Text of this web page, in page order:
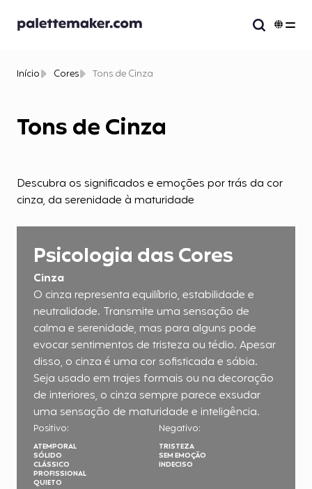
Início Cores Tons de Cinza
Tons de Cinza
Descubra os significados e emoções por trás da cor
cinza, da serenidade à maturidade
Psicologia das Cores
Cinza
O cinza representa equilíbrio, estabilidade e
neutralidade. Transmite uma sensação de
calma e serenidade, mas para alguns pode
evocar sentimentos de tristeza ou tédio. Apesar
disso, o cinza é uma cor sofisticada e sábia.
Seja usado em trajes formais ou na decoração
de interiores, o cinza sempre parece exsudar
uma sensação de maturidade e inteligência.
Positivo:
ATEMPORAL
SÓLIDO
CLÁSSICO
PROFISSIONAL
QUIETO
Negativo:
TRISTEZA
SEM EMOÇÃO
INDECISO